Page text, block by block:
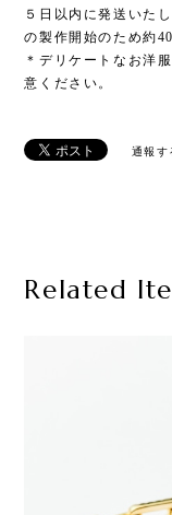
５日以内に発送いた
の製作開始のため約
＊デリケートなお洋
意ください。
通報す
Related